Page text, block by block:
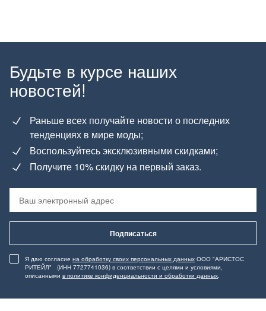
Будьте в курсе наших
новостей!
Раньше всех получайте новости о последних
тенденциях в мире моды;
Воспользуйтесь эксклюзивными скидками;
Получите 10% скидку на первый заказ.
Подписаться
Я даю согласие на обработку своих персональных данных ООО "АРИСТОС
РИТЕЙЛ" (ИНН 7727741036) в соответствии с целями и условиями,
описанными в политике конфиденциальности и обработки данных